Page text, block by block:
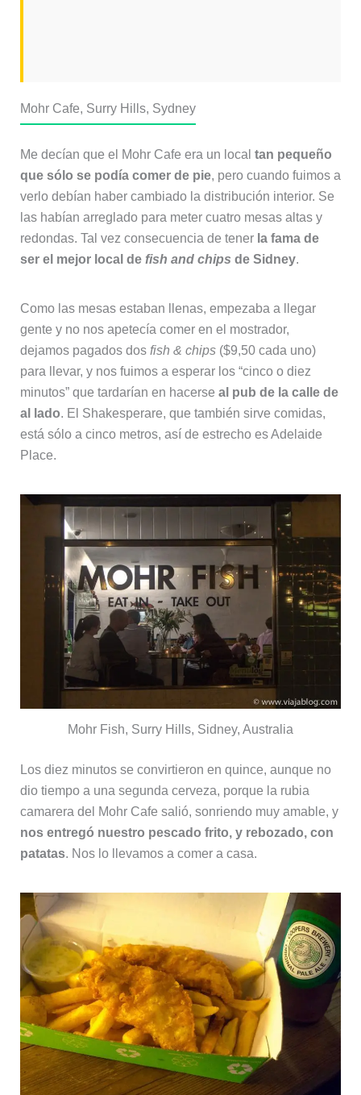
Mohr Cafe, Surry Hills, Sydney
Me decían que el Mohr Cafe era un local tan pequeño
que sólo se podía comer de pie, pero cuando fuimos a
verlo debían haber cambiado la distribución interior. Se
las habían arreglado para meter cuatro mesas altas y
redondas. Tal vez consecuencia de tener la fama de
ser el mejor local de fish and chips de Sidney.
Como las mesas estaban llenas, empezaba a llegar
gente y no nos apetecía comer en el mostrador,
dejamos pagados dos fish & chips($9,50 cada uno)
para llevar, y nos fuimos a esperar los “cinco o diez
minutos” que tardarían en hacerse al pub de la calle de
al lado. El Shakesperare, que también sirve comidas,
está sólo a cinco metros, así de estrecho es Adelaide
Place.
Mohr Fish, Surry Hills, Sidney, Australia
Los diez minutos se convirtieron en quince, aunque no
dio tiempo a una segunda cerveza, porque la rubia
camarera del Mohr Cafe salió, sonriendo muy amable, y
nos entregó nuestro pescado frito, y rebozado, con
patatas. Nos lo llevamos a comer a casa.